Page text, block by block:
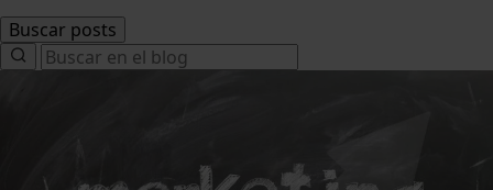
Buscar posts
Search
for: